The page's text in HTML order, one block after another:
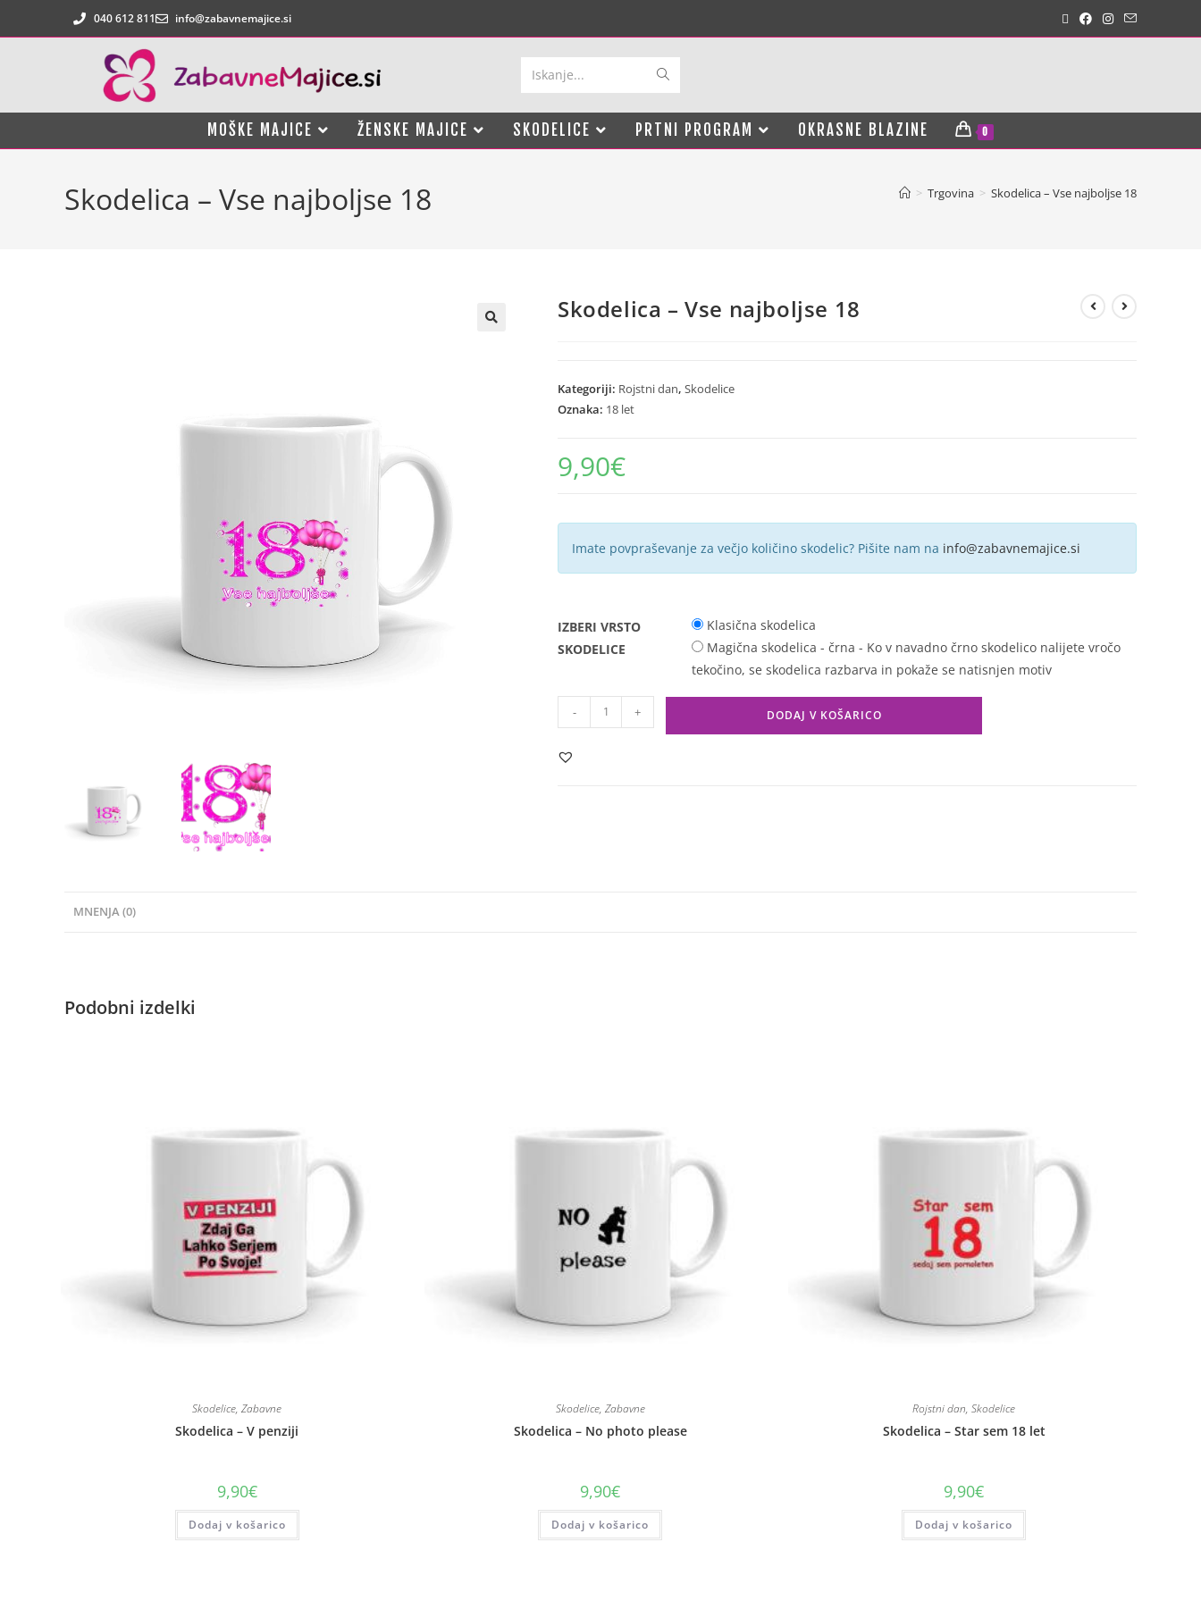
040 612 811 info@zabavnemajice.si
Iskanje...
MOŠKE MAJICE ŽENSKE MAJICE SKODELICE PRTNI PROGRAM OKRASNE BLAZINE 0
Skodelica – Vse najboljse 18 > Trgovina > Skodelica – Vse najboljse 18
Skodelica – Vse najboljse 18
Kategoriji: Rojstni dan, Skodelice
Oznaka: 18 let
9,90€
Imate povpraševanje za večjo količino skodelic? Pišite nam na info@zabavnemajice.si
IZBERI VRSTO
SKODELICE
Klasična skodelica
Magična skodelica - črna - Ko v navadno črno skodelico nalijete vročo
tekočino, se skodelica razbarva in pokaže se natisnjen motiv
- + DODAJ V KOŠARICO
MNENJA (0)
Podobni izdelki
Skodelice,Zabavne
Skodelica – V penziji
9,90€
Dodaj v košarico
Skodelice, Zabavne
Skodelica – No photo please
9,90€
Dodaj v košarico
Rojstni dan,Skodelice
Skodelica – Star sem 18 let
9,90€
Dodaj v košarico